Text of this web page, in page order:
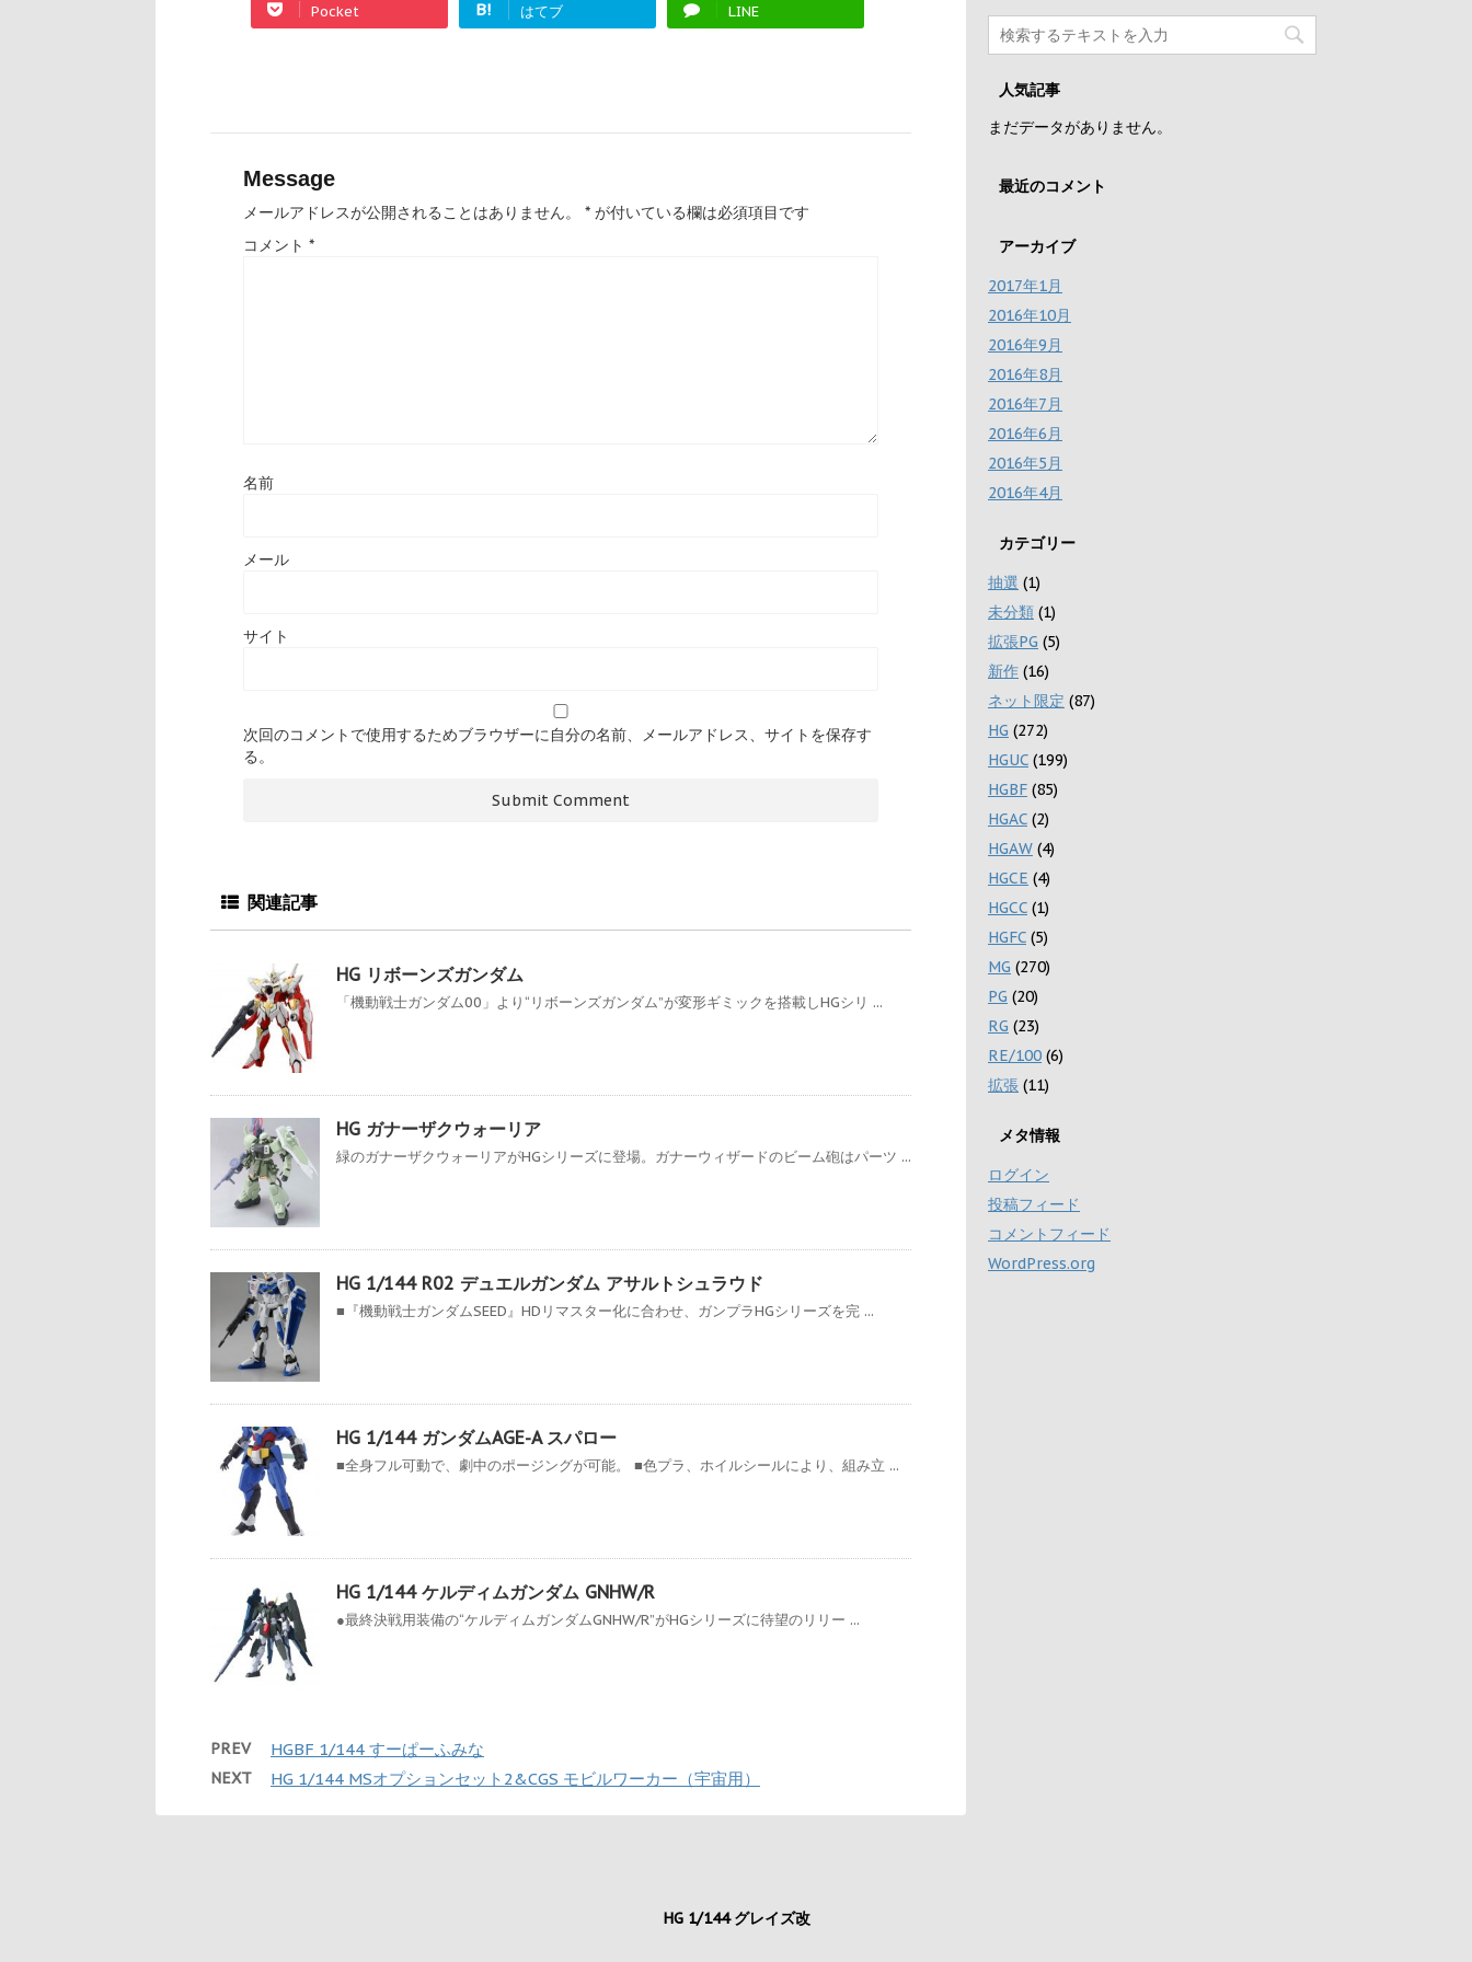
Pocket B! はてブ LINE
Message
メールアドレスが公開されることはありません。 * が付いている欄は必須項目です
コメント *
名前
メール
サイト
次回のコメントで使用するためブラウザーに自分の名前、メールアドレス、サイトを保存す
る。
関連記事
HG リボーンズガンダム
「機動戦士ガンダム00」より“リボーンズガンダム”が変形ギミックを搭載しHGシリ ...
HG ガナーザクウォーリア
緑のガナーザクウォーリアがHGシリーズに登場。ガナーウィザードのビーム砲はパーツ ...
HG 1/144 R02 デュエルガンダム アサルトシュラウド
■『機動戦士ガンダムSEED』HDリマスター化に合わせ、ガンプラHGシリーズを完 ...
HG 1/144 ガンダムAGE-A スパロー
■全身フル可動で、劇中のポージングが可能。 ■色プラ、ホイルシールにより、組み立 ...
HG 1/144 ケルディムガンダム GNHW/R
●最終決戦用装備の“ケルディムガンダムGNHW/R”がHGシリーズに待望のリリー ...
PREV HGBF 1/144 すーぱーふみな
NEXT HG 1/144 MSオプションセット2&CGS モビルワーカー（宇宙用）
人気記事
まだデータがありません。
最近のコメント
アーカイブ
2017年1月
2016年10月
2016年9月
2016年8月
2016年7月
2016年6月
2016年5月
2016年4月
カテゴリー
抽選 (1)
未分類 (1)
拡張PG (5)
新作 (16)
ネット限定 (87)
HG (272)
HGUC (199)
HGBF (85)
HGAC (2)
HGAW (4)
HGCE (4)
HGCC (1)
HGFC (5)
MG (270)
PG (20)
RG (23)
RE/100 (6)
拡張 (11)
メタ情報
ログイン
投稿フィード
コメントフィード
WordPress.org
HG 1/144 グレイズ改